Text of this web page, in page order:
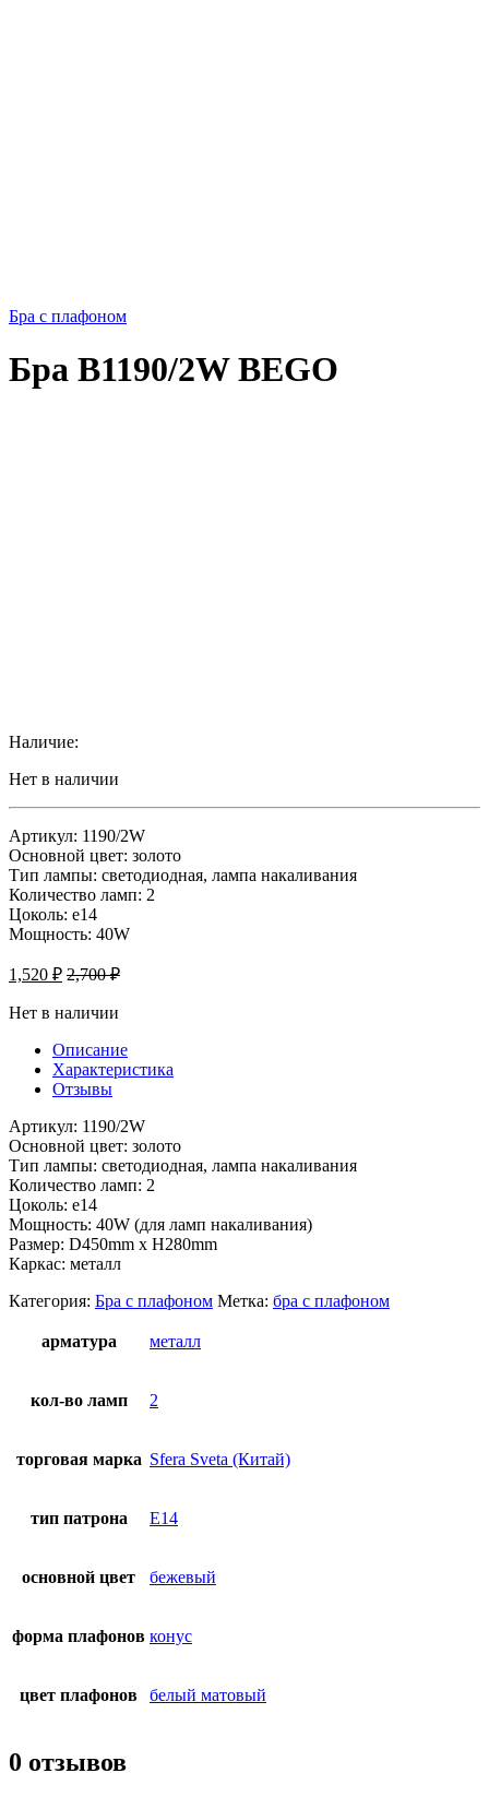
Бра с плафоном
Бра B1190/2W BEGO
Наличие:
Нет в наличии
Артикул: 1190/2W
Основной цвет: золото
Тип лампы: светодиодная, лампа накаливания
Количество ламп: 2
Цоколь: е14
Мощность: 40W
1,520 ₽ 2,700₽
Нет в наличии
Описание
Характеристика
Отзывы
Артикул: 1190/2W
Основной цвет: золото
Тип лампы: светодиодная, лампа накаливания
Количество ламп: 2
Цоколь: е14
Мощность: 40W (для ламп накаливания)
Размер: D450mm x H280mm
Каркас: металл
Категория: Бра с плафоном Метка: бра с плафоном
арматура металл
кол-во ламп 2
торговая марка Sfera Sveta (Китай)
тип патрона E14
основной цвет бежевый
форма плафонов конус
цвет плафонов белый матовый
0 отзывов